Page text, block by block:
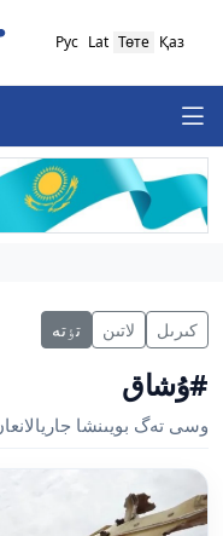
Қаз
Төте
Lat
Рус
كىرىل لاتىن تٶتە
#ۇشاق
وسى تەگ بويىنشا